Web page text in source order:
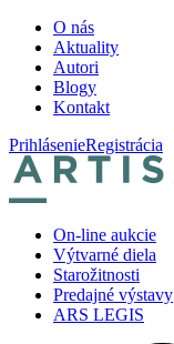
O nás
Aktuality
Autori
Blogy
Kontakt
PrihlásenieRegistrácia
On-line aukcie
Výtvarné diela
Starožitnosti
Predajné výstavy
ARS LEGIS